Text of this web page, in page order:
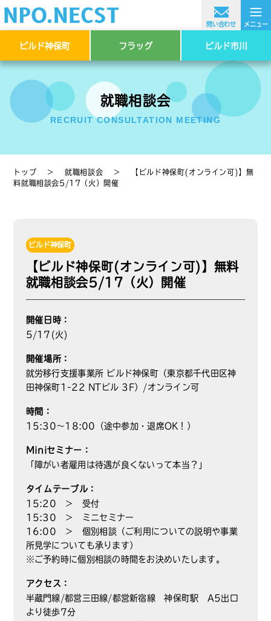
≡
メニュー
問い合わせ
ビルド神保町 フラッグ ビルド市川
就職相談会
RECRUIT CONSULTATION MEETING
トップ ＞就職相談会 ＞
【ビルド神保町(オンライン可)】無
料就職相談会5/17（火）開催
ビルド神保町
【ビルド神保町(オンライン可)】無料
就職相談会5/17（火）開催
開催日時：
5/17(火)
開催場所：
就労移行支援事業所 ビルド神保町（東京都千代田区神
田神保町1-22 NTビル 3F）/オンライン可
時間：
15:30～18:00（途中参加・退席OK！）
Miniセミナー：
「障がい者雇用は待遇が良くないって本当？」
タイムテーブル：
15:20 ＞ 受付
15:30 ＞ ミニセミナー
16:00 ＞ 個別相談（ご利用についての説明や事業
所見学についても承ります）
※ご予約時に個別相談の時間をお決めいたします。
アクセス：
半蔵門線/都営三田線/都営新宿線 神保町駅 A5出口
より徒歩7分